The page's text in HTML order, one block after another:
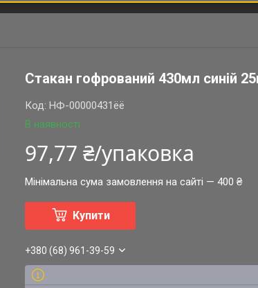
Стакан гофрований 430мл синій
В наявності
Код:НФ-00000431ёё
97,77 ₴/упаковка
Мінімальна сума замовлення на сайті — 400 ₴
Купити
+380 (68) 961-39-59